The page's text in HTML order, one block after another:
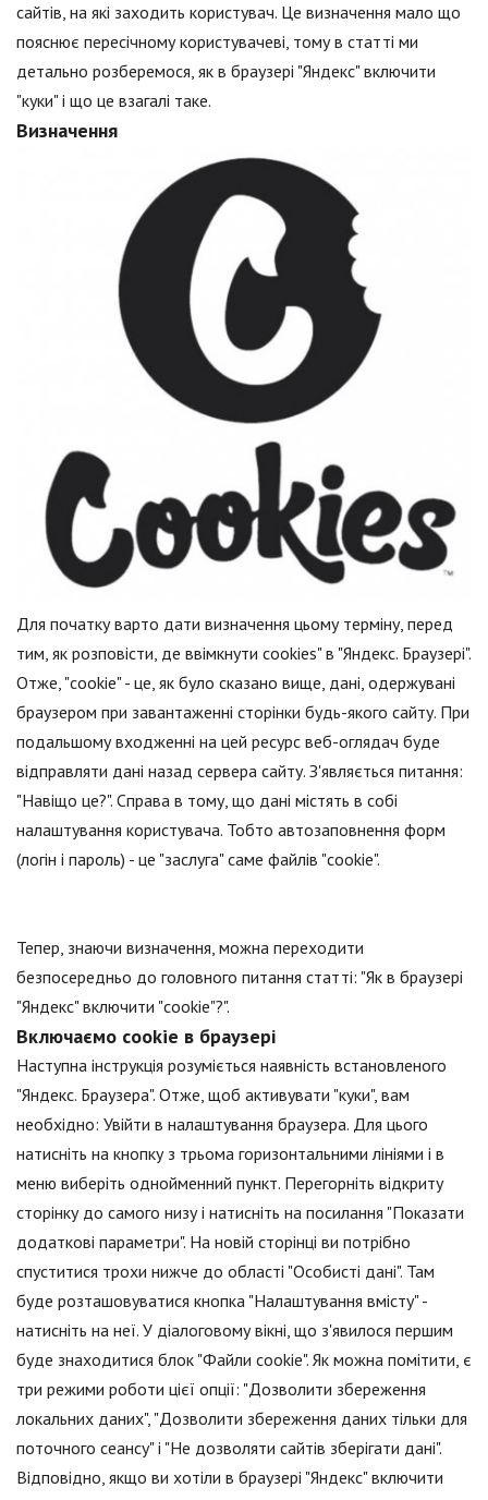
сайтів, на які заходить користувач. Це визначення мало що
пояснює пересічному користувачеві, тому в статті ми
детально розберемося, як в браузері "Яндекс" включити
"куки" і що це взагалі таке.
Визначення
Для початку варто дати визначення цьому терміну, перед
тим, як розповісти, де ввімкнути cookies" в "Яндекс. Браузері".
Отже, "cookie" - це, як було сказано вище, дані, одержувані
браузером при завантаженні сторінки будь-якого сайту. При
подальшому входженні на цей ресурс веб-оглядач буде
відправляти дані назад сервера сайту. З'являється питання:
"Навіщо це?". Справа в тому, що дані містять в собі
налаштування користувача. Тобто автозаповнення форм
(логін і пароль) - це "заслуга" саме файлів "cookie".
Тепер, знаючи визначення, можна переходити
безпосередньо до головного питання статті: "Як в браузері
"Яндекс" включити "cookie"?".
Включаємо cookie в браузері
Наступна інструкція розуміється наявність встановленого
"Яндекс. Браузера". Отже, щоб активувати "куки", вам
необхідно: Увійти в налаштування браузера. Для цього
натисніть на кнопку з трьома горизонтальними лініями і в
меню виберіть однойменний пункт. Перегорніть відкриту
сторінку до самого низу і натисніть на посилання "Показати
додаткові параметри". На новій сторінці ви потрібно
спуститися трохи нижче до області "Особисті дані". Там
буде розташовуватися кнопка "Налаштування вмісту" -
натисніть на неї. У діалоговому вікні, що з'явилося першим
буде знаходитися блок "Файли cookie". Як можна помітити, є
три режими роботи цієї опції: "Дозволити збереження
локальних даних", "Дозволити збереження даних тільки для
поточного сеансу" і "Не дозволяти сайтів зберігати дані".
Відповідно, якщо ви хотіли в браузері "Яндекс" включити